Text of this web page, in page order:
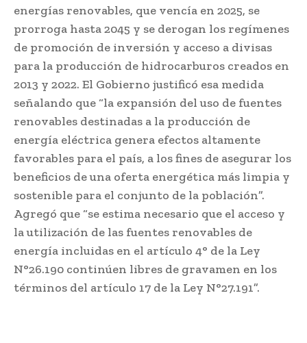
energías renovables, que vencía en 2025, se
prorroga hasta 2045 y se derogan los regímenes
de promoción de inversión y acceso a divisas
para la producción de hidrocarburos creados en
2013 y 2022. El Gobierno justificó esa medida
señalando que “la expansión del uso de fuentes
renovables destinadas a la producción de
energía eléctrica genera efectos altamente
favorables para el país, a los fines de asegurar los
beneficios de una oferta energética más limpia y
sostenible para el conjunto de la población”.
Agregó que “se estima necesario que el acceso y
la utilización de las fuentes renovables de
energía incluidas en el artículo 4° de la Ley
N°26.190 continúen libres de gravamen en los
términos del artículo 17 de la Ley N°27.191”.